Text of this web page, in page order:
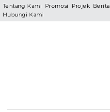
Skip
to
Tentang Kami Promosi Projek Berita
Hubungi Kami